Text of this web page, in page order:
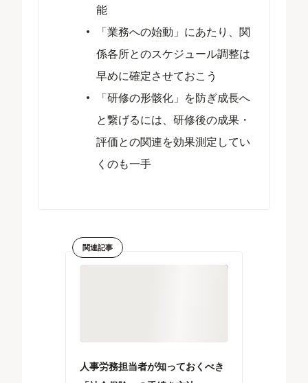
能
「業務への始動」にあたり、関
係各所とのスケジュール調整は
早めに確定させておこう
「研修の形骸化」を防ぎ成長へ
と繋げるには、研修後の成果・
評価との関連を効果測定してい
くのも一手
関連記事
人事労務担当者が知っておくべき